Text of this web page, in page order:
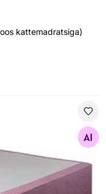
kattemadratsiga)